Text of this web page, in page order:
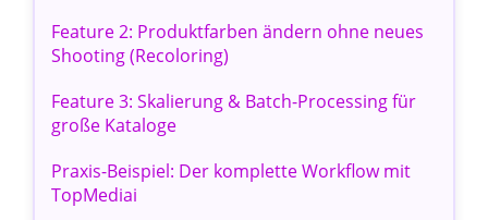
Feature 2: Produktfarben ändern ohne neues
Shooting (Recoloring)
Feature 3: Skalierung & Batch-Processing für
große Kataloge
Praxis-Beispiel: Der komplette Workflow mit
TopMediai